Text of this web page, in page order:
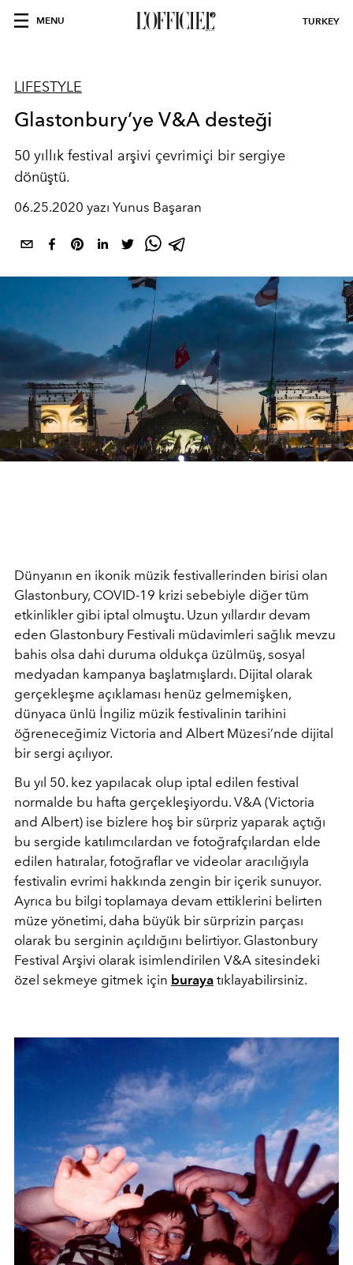
MENU TURKEY
LIFESTYLE
Glastonbury’ye V&A desteği
50 yıllık festival arşivi çevrimiçi bir sergiye
dönüştü.
06.25.2020 yazı Yunus Başaran
Dünyanın en ikonik müzik festivallerinden birisi olan
Glastonbury, COVID-19 krizi sebebiyle diğer tüm
etkinlikler gibi iptal olmuştu. Uzun yıllardır devam
eden Glastonbury Festivali müdavimleri sağlık mevzu
bahis olsa dahi duruma oldukça üzülmüş, sosyal
medyadan kampanya başlatmışlardı. Dijital olarak
gerçekleşme açıklaması henüz gelmemişken,
dünyaca ünlü İngiliz müzik festivalinin tarihini
öğreneceğimiz Victoria and Albert Müzesi’nde dijital
bir sergi açılıyor.
Bu yıl 50. kez yapılacak olup iptal edilen festival
normalde bu hafta gerçekleşiyordu. V&A (Victoria
and Albert) ise bizlere hoş bir sürpriz yaparak açtığı
bu sergide katılımcılardan ve fotoğrafçılardan elde
edilen hatıralar, fotoğraflar ve videolar aracılığıyla
festivalin evrimi hakkında zengin bir içerik sunuyor.
Ayrıca bu bilgi toplamaya devam ettiklerini belirten
müze yönetimi, daha büyük bir sürprizin parçası
olarak bu serginin açıldığını belirtiyor. Glastonbury
Festival Arşivi olarak isimlendirilen V&A sitesindeki
özel sekmeye gitmek için buraya tıklayabilirsiniz.